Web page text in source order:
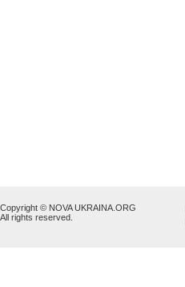
Copyright © NOVA UKRAINA.ORG
All rights reserved.